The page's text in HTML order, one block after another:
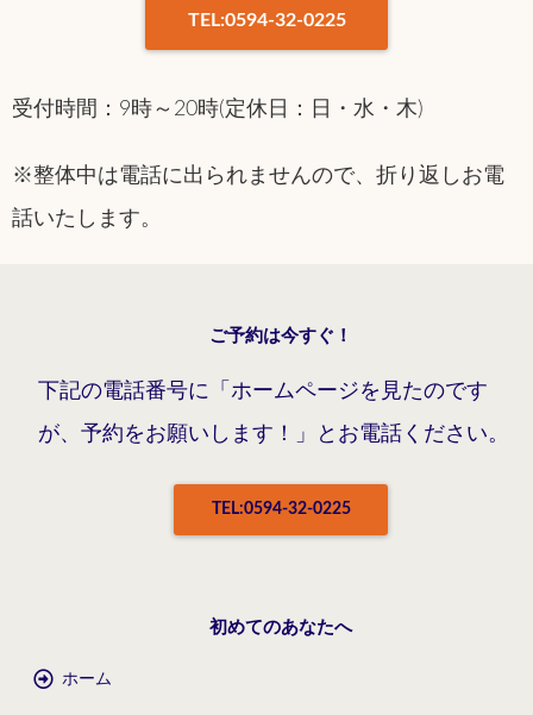
TEL:0594-32-0225
受付時間：9時～20時(定休日：日・水・木)
※整体中は電話に出られませんので、折り返しお電
話いたします。
ご予約は今すぐ！
下記の電話番号に「ホームページを見たのです
が、予約をお願いします！」とお電話ください。
TEL:0594-32-0225
初めてのあなたへ
ホーム